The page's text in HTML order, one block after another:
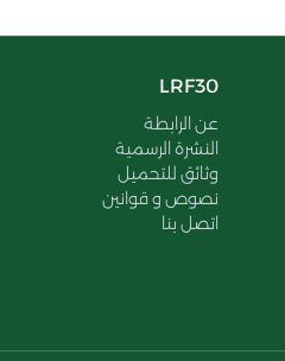
LRF30
عن الرابطة
النشرة الرسمية
وثائق للتحميل
نصوص و قوانين
اتصل بنا